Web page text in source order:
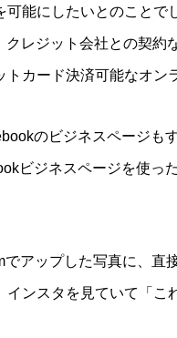
ラック株式
2023.12.21
様
ステッカ
その２
可能にしたいとのこと
クレジット会社との契
カード決済可能なオン
のビジネスページも
ビジネスページを使っ
でアップした写真に、
インスタを見ていて「